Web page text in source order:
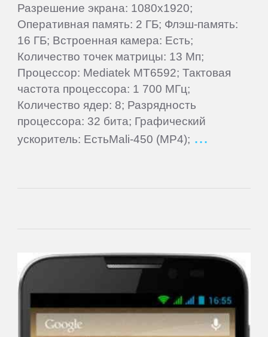
Разрешение экрана: 1080x1920;
Оперативная память: 2 ГБ; Флэш-память:
16 ГБ; Встроенная камера: Есть;
Количество точек матрицы: 13 Мп;
Процессор: Mediatek MT6592; Тактовая
частота процессора: 1 700 МГц;
Количество ядер: 8; Разрядность
процессора: 32 бита; Графический
ускоритель: ЕстьMali-450 (MP4);
Micromax
Motorola
MyPhone
Newman
Oppo
Oukitel